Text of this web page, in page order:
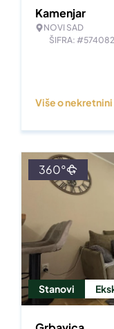
Kamenjar
NOVI SAD
ŠIFRA: #574082
Više o nekretnini
Stanovi
360°